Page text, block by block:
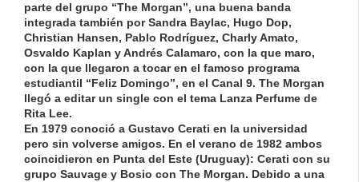
parte del grupo “The Morgan”, una buena banda
integrada también por Sandra Baylac, Hugo Dop,
Christian Hansen, Pablo Rodríguez, Charly Amato,
Osvaldo Kaplan y Andrés Calamaro, con la que maro,
con la que llegaron a tocar en el famoso programa
estudiantil “Feliz Domingo”, en el Canal 9. The Morgan
llegó a editar un single con el tema Lanza Perfume de
Rita Lee.
En 1979 conoció a Gustavo Cerati en la universidad
pero sin volverse amigos. En el verano de 1982 ambos
coincidieron en Punta del Este (Uruguay): Cerati con su
grupo Sauvage y Bosio con The Morgan. Debido a una